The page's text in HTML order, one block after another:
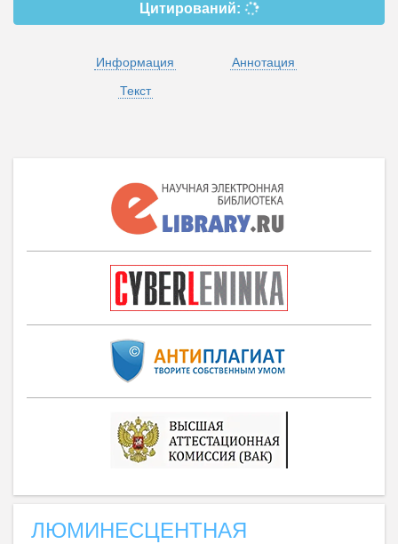
Цитирований:
Информация
Аннотация
Текст
ЛЮМИНЕСЦЕНТНАЯ